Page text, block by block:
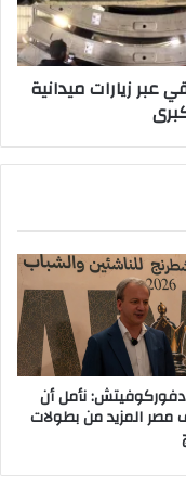
عبر زيارات ميدانية
نأمل أن
المزيد من بطولات